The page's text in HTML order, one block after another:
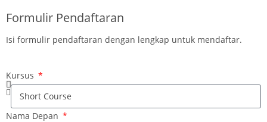
Formulir Pendaftaran
Isi formulir pendaftaran dengan lengkap untuk mendaftar.
Kursus
Nama Depan